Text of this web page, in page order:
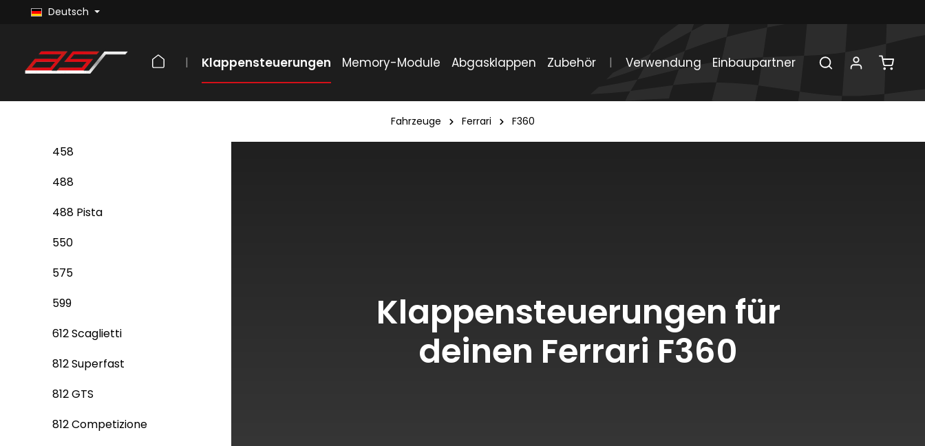
Deutsch
Klappensteuerungen Memory-Module Abgasklappen Zubehör Verwendung Einbaupartner
Fahrzeuge Ferrari F360
Ferrari
458
488
488 Pista
550
575
599
612 Scaglietti
812 Superfast
812 GTS
812 Competizione
Klappensteuerungen für
deinen Ferrari F360